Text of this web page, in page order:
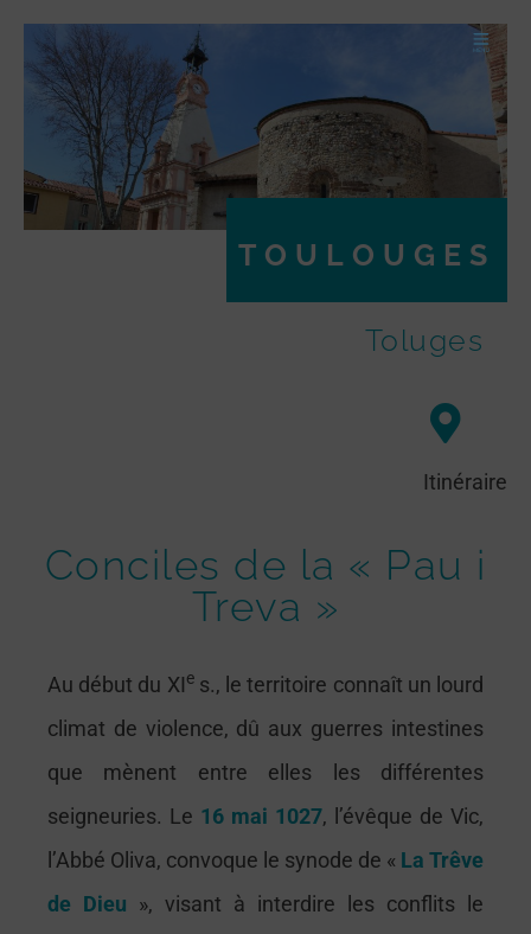
TOULOUGES
Toluges
Itinéraire
Conciles de la « Pau i
Treva »
Au début du XIes., le territoire connaît un lourd
climat de violence, dû aux guerres intestines
que mènent entre elles les différentes
seigneuries. Le 16 mai 1027, l’évêque de Vic,
l’Abbé Oliva, convoque le synode de « La Trêve
de Dieu », visant à interdire les conflits le